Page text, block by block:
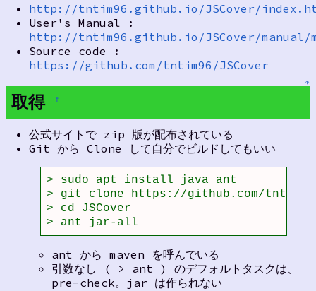
http://tntim96.github.io/JSCover/
User's Manual :
http://tntim96.github.io/JSCover/manual/
Source code :
https://github.com/tntim96/JSCover
↑
取得 †
公式サイトで zip 版が配布されている
Git から Clone して自分でビルドしてもいい
> sudo apt install java ant
> git clone https://github.com/
> cd JSCover
> ant jar-all
ant から maven を呼んでいる
引数なし ( > ant ) のデフォルトタスクは、
pre-check。jar は作られない